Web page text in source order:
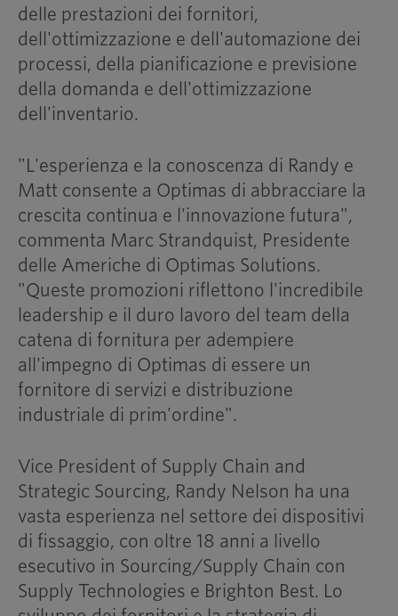
delle prestazioni dei fornitori,
dell'ottimizzazione e dell'automazione dei
processi, della pianificazione e previsione
della domanda e dell'ottimizzazione
dell'inventario.
"L'esperienza e la conoscenza di Randy e
Matt consente a Optimas di abbracciare la
crescita continua e l'innovazione futura",
commenta Marc Strandquist, Presidente
delle Americhe di Optimas Solutions.
"Queste promozioni riflettono l'incredibile
leadership e il duro lavoro del team della
catena di fornitura per adempiere
all'impegno di Optimas di essere un
fornitore di servizi e distribuzione
industriale di prim'ordine".
Vice President of Supply Chain and
Strategic Sourcing, Randy Nelson ha una
vasta esperienza nel settore dei dispositivi
di fissaggio, con oltre 18 anni a livello
esecutivo in Sourcing/Supply Chain con
Supply Technologies e Brighton Best. Lo